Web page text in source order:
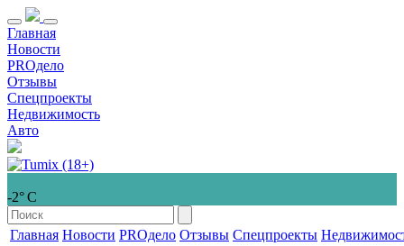
Главная
Новости
PROдело
Отзывы
Спецпроекты
Недвижимость
Авто
-2° С
Главная Новости PROдело Отзывы Спецпроекты